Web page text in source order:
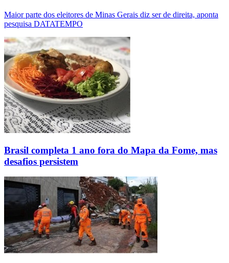
Maior parte dos eleitores de Minas Gerais diz ser de direita, aponta
pesquisa DATATEMPO
Brasil completa 1 ano fora do Mapa da Fome, mas
desafios persistem